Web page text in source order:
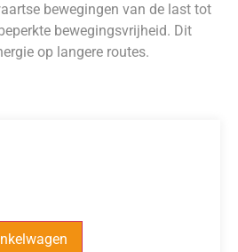
bewegingen van de last tot
bewegingsvrijheid. Dit
op langere routes.